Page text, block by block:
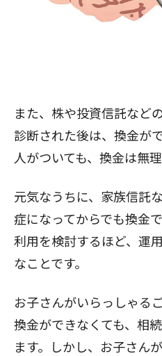
また、株や投資信託など
診断された後は、換金が
人がついても、換金は無理
元気なうちに、家族信託
症になってからでも換金
利用を検討するほど、運
なことです。
お子さんがいらっしゃる
換金ができなくても、相
ます。しかし、お子さん